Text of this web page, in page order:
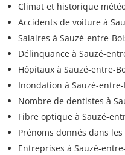
Climat et historique
Accidents de voiture à
Salaires à Sauzé-entre-
Délinquance à Sauzé-
Hôpitaux à Sauzé-entre-
Inondation à Sauzé-entre-
Nombre de dentistes à
Fibre optique à Sauzé-
Prénoms donnés dans les
Entreprises à Sauzé-